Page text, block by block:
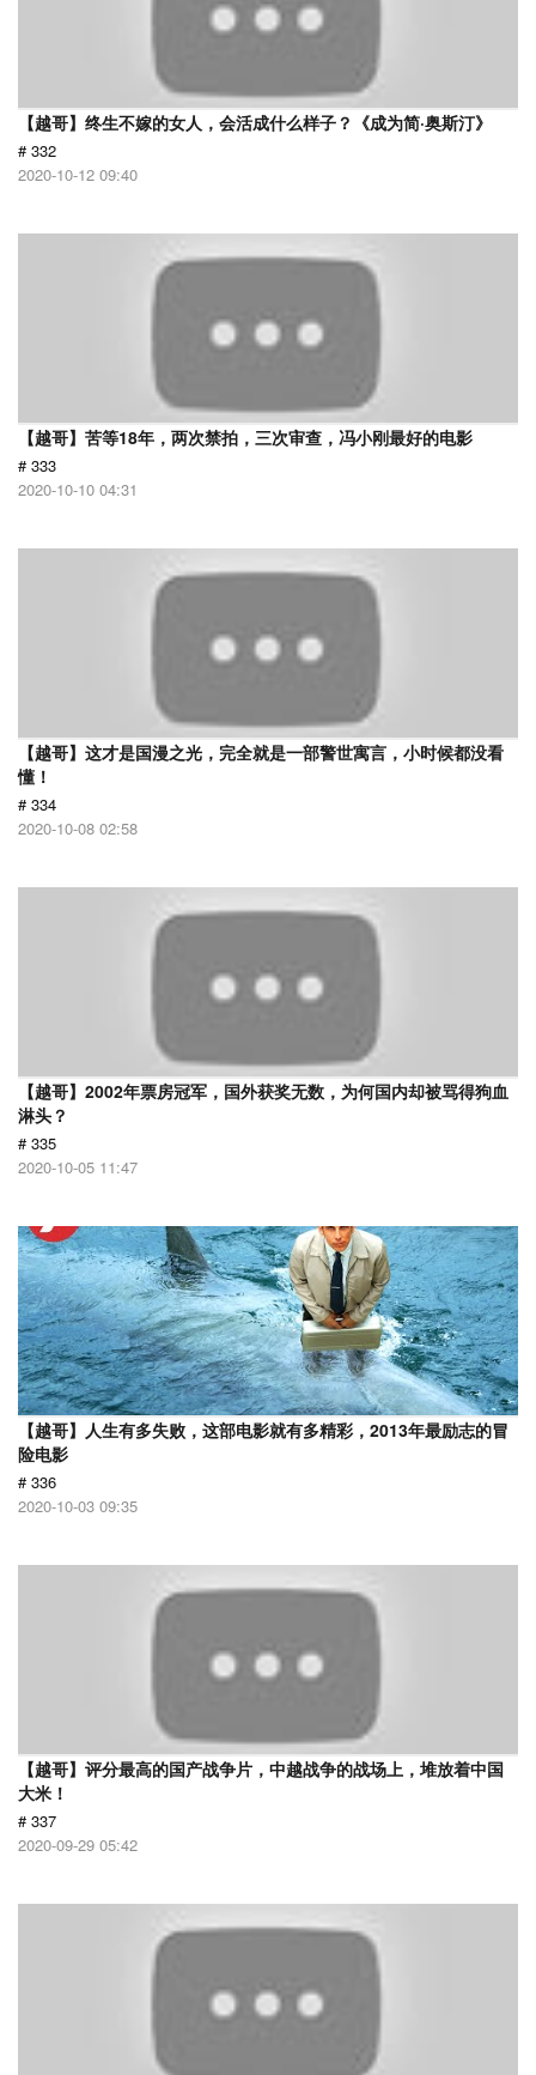
【越哥】终生不嫁的女人，会活成什么样子？《成为简·奥斯汀》
# 332
2020-10-12 09:40
【越哥】苦等18年，两次禁拍，三次审查，冯小刚最好的电影
# 333
2020-10-10 04:31
【越哥】这才是国漫之光，完全就是一部警世寓言，小时候都没看
懂！
# 334
2020-10-08 02:58
【越哥】2002年票房冠军，国外获奖无数，为何国内却被骂得狗血
淋头？
# 335
2020-10-05 11:47
【越哥】人生有多失败，这部电影就有多精彩，2013年最励志的冒
险电影
# 336
2020-10-03 09:35
【越哥】评分最高的国产战争片，中越战争的战场上，堆放着中国
大米！
# 337
2020-09-29 05:42